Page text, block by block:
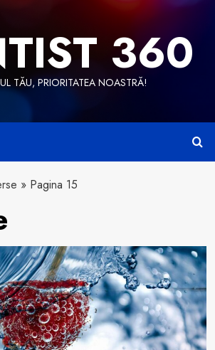
360
TĂU, PRIORITATEA NOASTRĂ!
» Pagina 15